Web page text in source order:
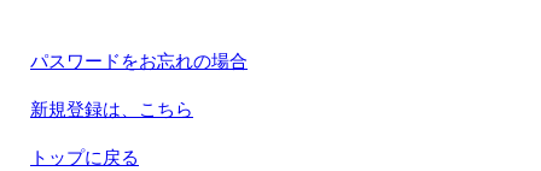
パスワードをお忘れの場合
新規登録は、こちら
トップに戻る